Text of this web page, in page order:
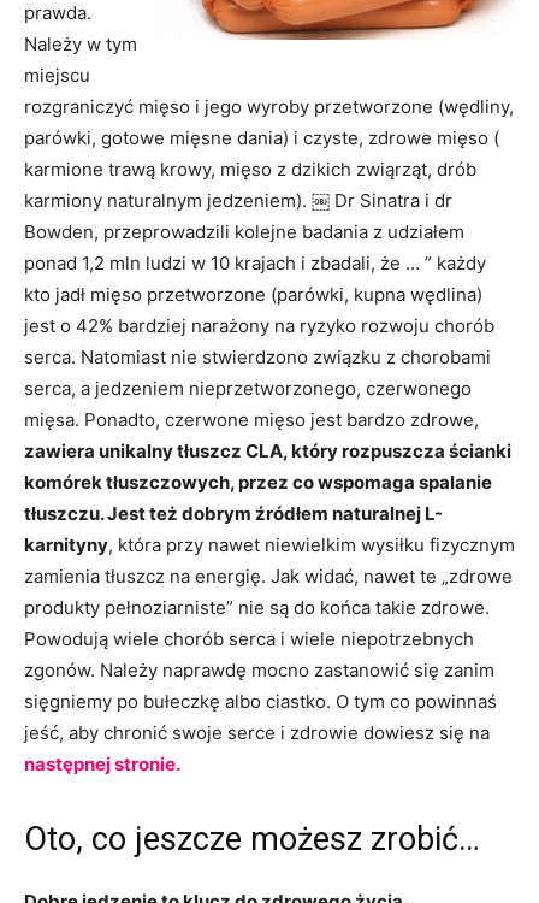
prawda.
Należy w tym
miejscu
rozgraniczyć mięso i jego wyroby przetworzone (wędliny,
parówki, gotowe mięsne dania) i czyste, zdrowe mięso (
karmione trawą krowy, mięso z dzikich zwiąrząt, drób
karmiony naturalnym jedzeniem). ￼ Dr Sinatra i dr
Bowden, przeprowadzili kolejne badania z udziałem
ponad 1,2 mln ludzi w 10 krajach i zbadali, że … ” każdy
kto jadł mięso przetworzone (parówki, kupna wędlina)
jest o 42% bardziej narażony na ryzyko rozwoju chorób
serca. Natomiast nie stwierdzono związku z chorobami
serca, a jedzeniem nieprzetworzonego, czerwonego
mięsa. Ponadto, czerwone mięso jest bardzo zdrowe,
zawiera unikalny tłuszcz CLA, który rozpuszcza ścianki
komórek tłuszczowych, przez co wspomaga spalanie
tłuszczu. Jest też dobrym źródłem naturalnej L-
karnityny, która przy nawet niewielkim wysiłku fizycznym
zamienia tłuszcz na energię. Jak widać, nawet te „zdrowe
produkty pełnoziarniste” nie są do końca takie zdrowe.
Powodują wiele chorób serca i wiele niepotrzebnych
zgonów. Należy naprawdę mocno zastanowić się zanim
sięgniemy po bułeczkę albo ciastko. O tym co powinnaś
jeść, aby chronić swoje serce i zdrowie dowiesz się na
następnej stronie.
Oto, co jeszcze możesz zrobić…